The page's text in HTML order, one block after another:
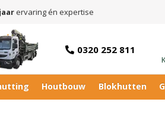
ervaring én expertise
0320 252 811
Houtbouw Blokhutten